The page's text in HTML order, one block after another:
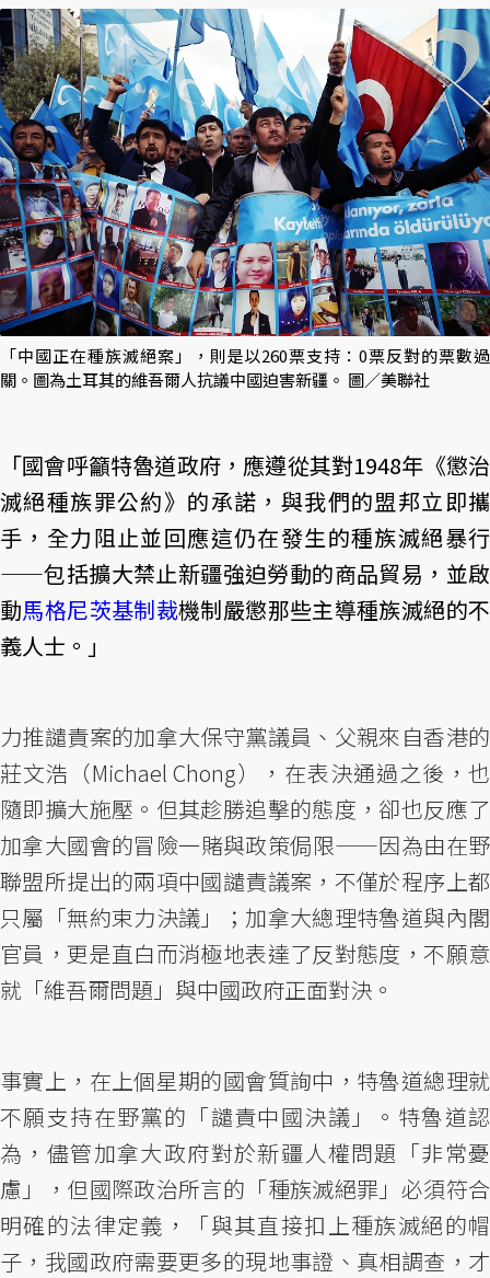
「中國正在種族滅絕案」，則是以260票支持：0票反對的票數過
關。圖為土耳其的維吾爾人抗議中國迫害新疆。 圖／美聯社
「國會呼籲特魯道政府，應遵從其對1948年《懲治
滅絕種族罪公約》的承諾，與我們的盟邦立即攜
手，全力阻止並回應這仍在發生的種族滅絕暴行
——包括擴大禁止新疆強迫勞動的商品貿易，並啟
動馬格尼茨基制裁機制嚴懲那些主導種族滅絕的不
義人士。」
力推譴責案的加拿大保守黨議員、父親來自香港的
莊文浩（Michael Chong），在表決通過之後，也
隨即擴大施壓。但其趁勝追擊的態度，卻也反應了
加拿大國會的冒險一賭與政策侷限——因為由在野
聯盟所提出的兩項中國譴責議案，不僅於程序上都
只屬「無約束力決議」；加拿大總理特魯道與內閣
官員，更是直白而消極地表達了反對態度，不願意
就「維吾爾問題」與中國政府正面對決。
事實上，在上個星期的國會質詢中，特魯道總理就
不願支持在野黨的「譴責中國決議」。特魯道認
為，儘管加拿大政府對於新疆人權問題「非常憂
慮」，但國際政治所言的「種族滅絕罪」必須符合
明確的法律定義，「與其直接扣上種族滅絕的帽
子，我國政府需要更多的現地事證、真相調查，才